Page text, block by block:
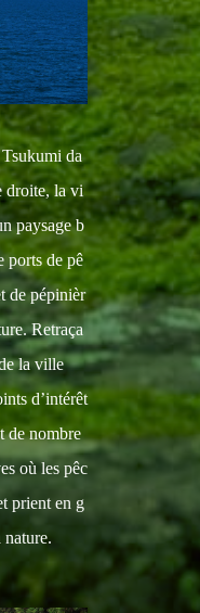
da
droite, la vi
paysage b
ports de pê
de pépinièr
Retraça
la ville
d’intérêt
de nombre
où les pêc
prient en g
nature.